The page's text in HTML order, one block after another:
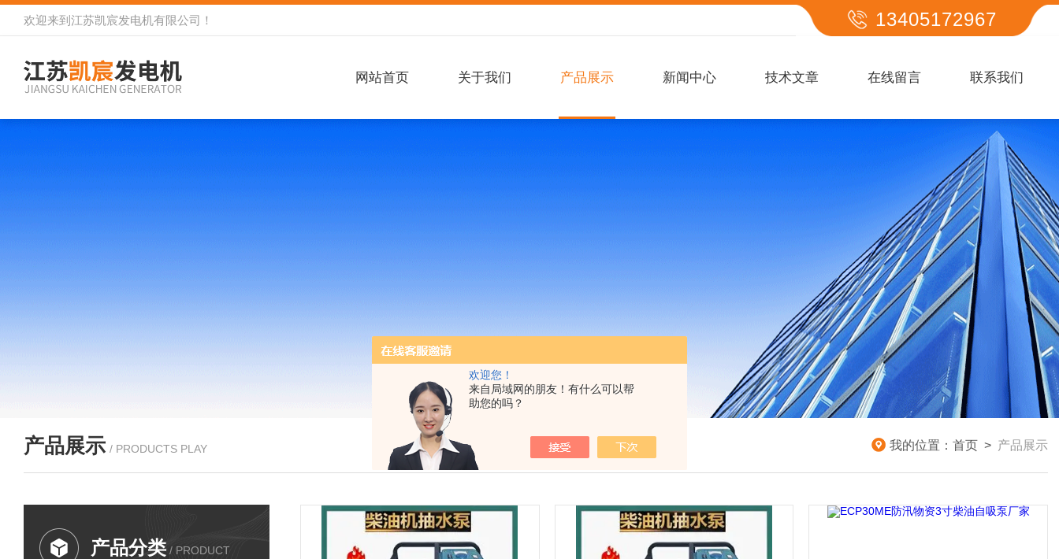
欢迎您！
来自局域网的朋友！有什么可以帮
助您的吗？
欢迎来到 江苏凯宸发电机有限公司 ！ 13405172967
网站首页 关于我们 产品展示 新闻中心 技术文章 在线留言 联系我们
产品展示 / PRODUCTS PLAY 我的位置： 首页 > 产品展示
产品分类 / PRODUCT